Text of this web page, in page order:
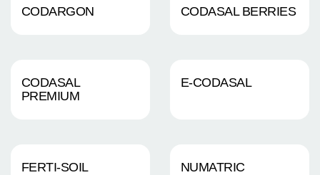
CODARGON CODASAL BERRIES
CODASAL
PREMIUM
E-CODASAL
FERTI-SOIL NUMATRIC